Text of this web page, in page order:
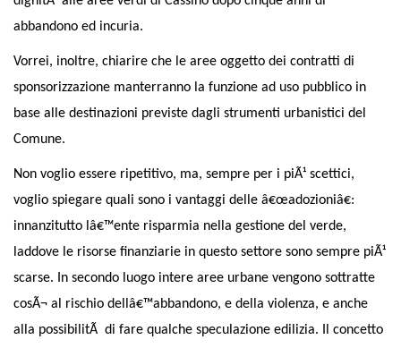
abbandono ed incuria.
Vorrei, inoltre, chiarire che le aree oggetto dei contratti di
sponsorizzazione manterranno la funzione ad uso pubblico in
base alle destinazioni previste dagli strumenti urbanistici del
Comune.
Non voglio essere ripetitivo, ma, sempre per i piÃ¹ scettici,
voglio spiegare quali sono i vantaggi delle â€œadozioniâ€:
innanzitutto lâ€™ente risparmia nella gestione del verde,
laddove le risorse finanziarie in questo settore sono sempre piÃ¹
scarse. In secondo luogo intere aree urbane vengono sottratte
cosÃ¬ al rischio dellâ€™abbandono, e della violenza, e anche
alla possibilitÃ di fare qualche speculazione edilizia. Il concetto